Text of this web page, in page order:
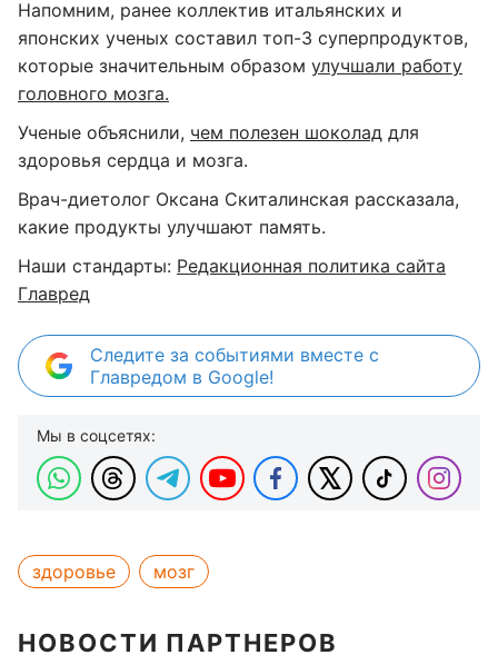
Напомним, ранее коллектив итальянских и
японских ученых составил топ-3 суперпродуктов,
которые значительным образом улучшали работу
головного мозга.
Ученые объяснили, чем полезен шоколад для
здоровья сердца и мозга.
Врач-диетолог Оксана Скиталинская рассказала,
какие продукты улучшают память.
Наши стандарты: Редакционная политика сайта
Главред
Следите за событиями вместе с
Главредом в Google!
Мы в соцсетях:
здоровье мозг
НОВОСТИ ПАРТНЕРОВ